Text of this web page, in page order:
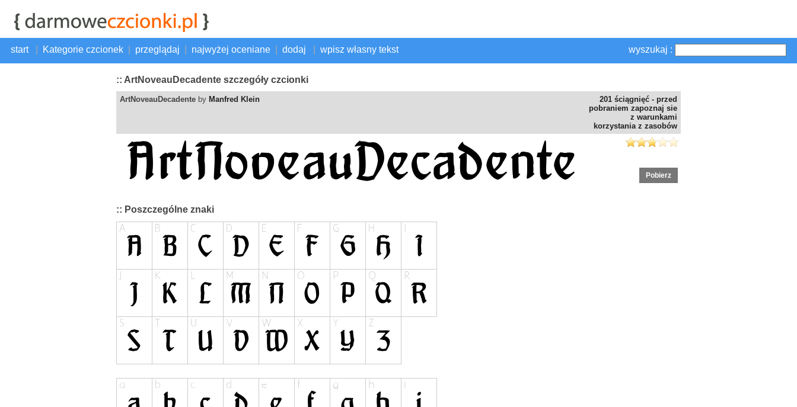
wyszukaj :
start Kategorie czcionek przeglądaj najwyżej oceniane dodaj wpisz własny tekst
:: ArtNoveauDecadente szczegóły czcionki
201 ściągnięć - przed
pobraniem zapoznaj sie
z warunkami
korzystania z zasobów
ArtNoveauDecadente by Manfred Klein
Pobierz
:: Poszczególne znaki